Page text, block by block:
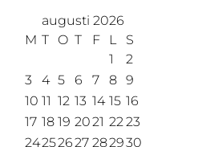
augusti 2026
M T O T F L
S
1
2
3
4 5 6 7 8 9
10 11 12 13 14 15 16
17 18 19 2021 22 23
24252627 282930